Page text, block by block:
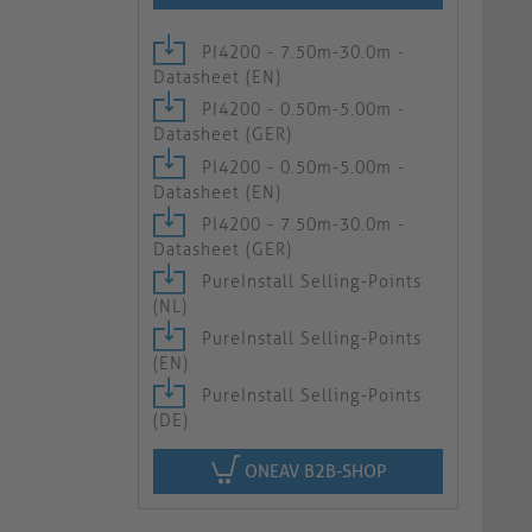
PI4200 - 7.50m-30.0m -
Datasheet (EN)
PI4200 - 0.50m-5.00m -
Datasheet (GER)
PI4200 - 0.50m-5.00m -
Datasheet (EN)
PI4200 - 7.50m-30.0m -
Datasheet (GER)
PureInstall Selling-Points
(NL)
PureInstall Selling-Points
(EN)
PureInstall Selling-Points
(DE)
ONEAV B2B-SHOP